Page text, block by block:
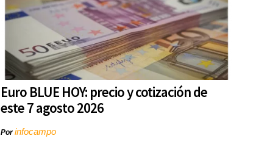
Euro BLUE HOY: precio y cotización de
este 7 agosto 2026
Porinfocampo